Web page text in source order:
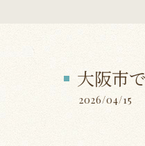
大阪市
2026/04/15